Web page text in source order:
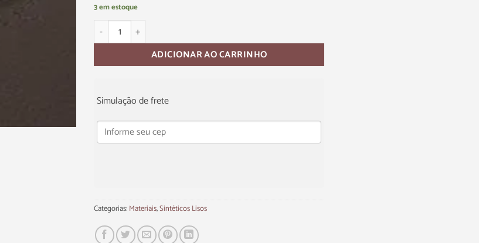
3 em estoque
ADICIONAR AO CARRINHO
Simulação de frete
Categorias:Materiais,Sintéticos Lisos